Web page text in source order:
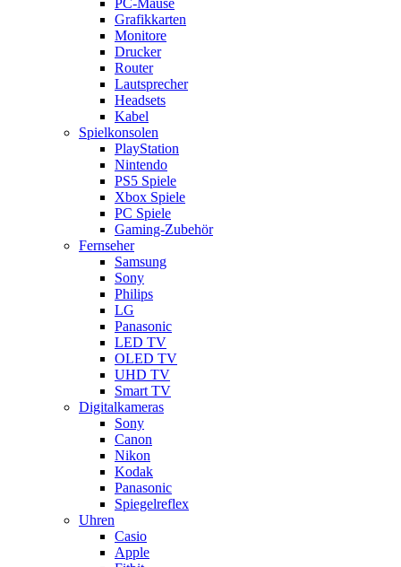
PC-Mäuse
Grafikkarten
Monitore
Drucker
Router
Lautsprecher
Headsets
Kabel
Spielkonsolen
PlayStation
Nintendo
PS5 Spiele
Xbox Spiele
PC Spiele
Gaming-Zubehör
Fernseher
Samsung
Sony
Philips
LG
Panasonic
LED TV
OLED TV
UHD TV
Smart TV
Digitalkameras
Sony
Canon
Nikon
Kodak
Panasonic
Spiegelreflex
Uhren
Casio
Apple